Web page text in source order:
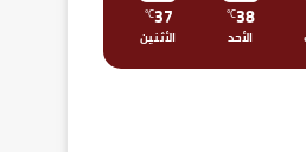
38
℃
الأحد
37
℃
الأثنين